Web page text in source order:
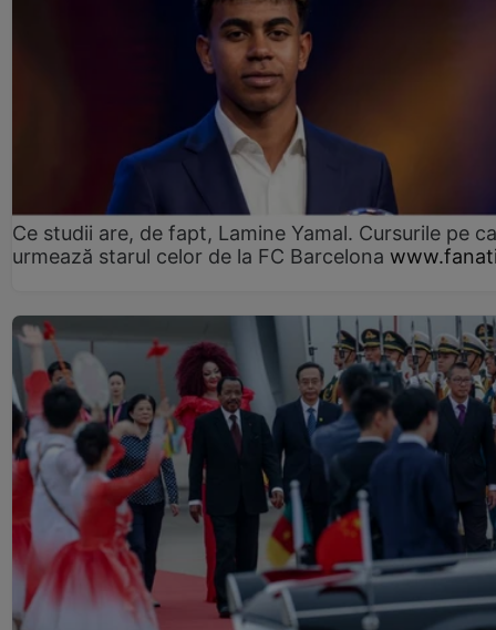
Ce studii are, de fapt, Lamine Yamal. Cursurile pe
urmează starul celor de la FC Barcelona